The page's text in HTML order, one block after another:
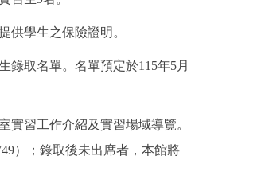
供學生之保險證明。
取名單。名單預定於115年5月
實習工作介紹及實習場域導覽。
）；錄取後未出席者，本館將